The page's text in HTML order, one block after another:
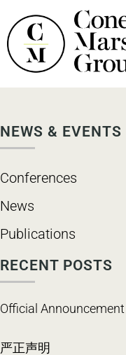
NEWS & EVENTS
Conferences
News
Publications
RECENT POSTS
Official Announcement
严正声明